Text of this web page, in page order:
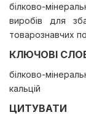
білково-
виробів для
товарознавчих
КЛЮЧОВІ
білково-
кальцій
ЦИТУВАТИ